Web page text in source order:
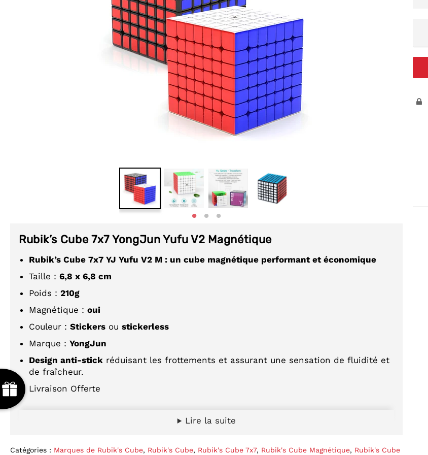
Rubik’s Cube 7x7 YongJun Yufu V2 Magnétique
Rubik’s Cube 7x7 YJ Yufu V2 M : un cube magnétique performant et économique
Taille : 6,8 x 6,8 cm
Poids : 210g
Magnétique : oui
Couleur : Stickers ou stickerless
Marque : YongJun
Design anti-stick réduisant les frottements et assurant une sensation de fluidité et
de fraîcheur.
Livraison Offerte
Le Rubik’s Cube 7x7 YJ Yufu V2 M est unenouveauté de la marque YJ
qui cherchent un cube 7x7performant et agréable à utiliser.
Lire la suite
Catégories : Marques de Rubik's Cube, Rubik's Cube, Rubik's Cube 7x7, Rubik's Cube Magnétique, Rubik's Cube
